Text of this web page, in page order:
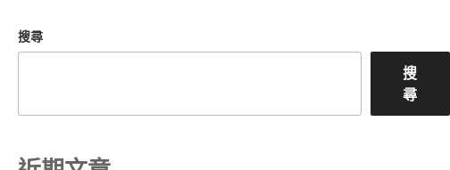
搜尋
搜
尋